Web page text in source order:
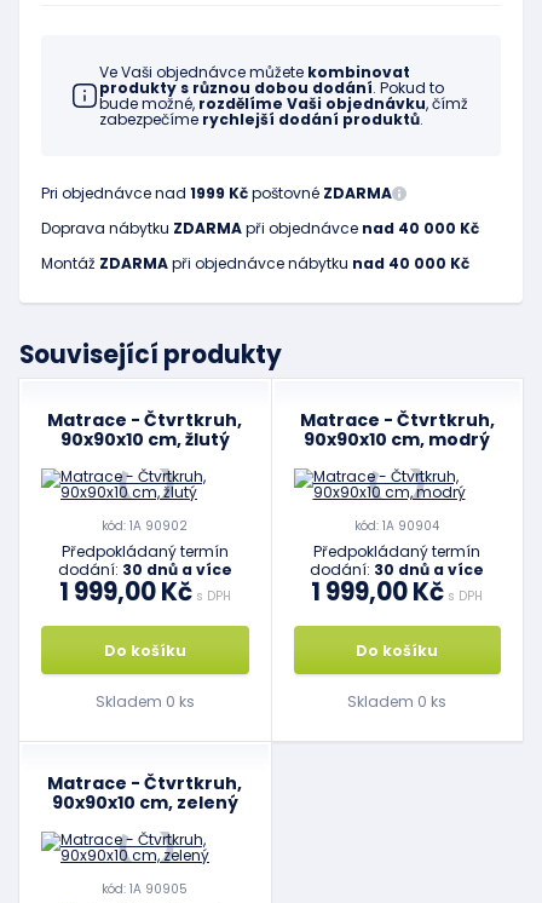
Ve Vaši objednávce můžete kombinovat
produkty s různou dobou dodání. Pokud to
bude možné, rozdělíme Vaši objednávku, čímž
zabezpečíme rychlejší dodání produktů.
Pri objednávce nad 1999 Kčpoštovné ZDARMA
Doprava nábytku ZDARMApři objednávce nad 40 000 Kč
Montáž ZDARMApři objednávce nábytku nad 40 000 Kč
Související produkty
Matrace - Čtvrtkruh,
90x90x10 cm, žlutý
kód: 1A 90902
Předpokládaný termín
dodání: 30 dnů a více
1 999,00 Kčs DPH
Do košíku
Skladem 0 ks
Matrace - Čtvrtkruh,
90x90x10 cm, modrý
kód: 1A 90904
Předpokládaný termín
dodání: 30 dnů a více
1 999,00 Kč s DPH
Do košíku
Skladem 0 ks
Matrace - Čtvrtkruh,
90x90x10 cm, zelený
kód: 1A 90905